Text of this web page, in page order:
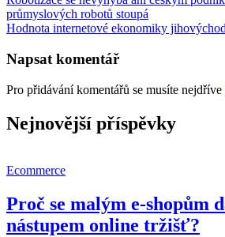
průmyslových robotů stoupá
Hodnota internetové ekonomiky
Napsat komentář
Pro přidávání komentářů se musíte nejdříve
Nejnovější příspěvky
Ecommerce
Proč se malým e-shopům
nástupem online tržišť?